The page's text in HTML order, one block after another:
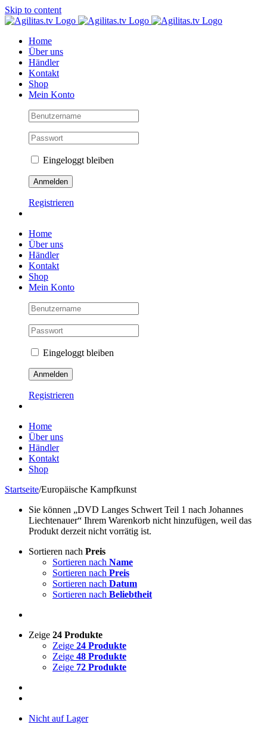
Skip to content
Home
Über uns
Händler
Kontakt
Shop
Mein Konto
Eingeloggt bleiben
Registrieren
Home
Über uns
Händler
Kontakt
Shop
Mein Konto
Eingeloggt bleiben
Registrieren
Home
Über uns
Händler
Kontakt
Shop
Startseite/Europäische Kampfkunst
Sie können „DVD Langes Schwert Teil 1 nach Johannes
Liechtenauer“ Ihrem Warenkorb nicht hinzufügen, weil das
Produkt derzeit nicht vorrätig ist.
Sortieren nach Preis
Sortieren nach Name
Sortieren nach Preis
Sortieren nach Datum
Sortieren nach Beliebtheit
Zeige 24 Produkte
Zeige 24 Produkte
Zeige 48 Produkte
Zeige 72 Produkte
Nicht auf Lager